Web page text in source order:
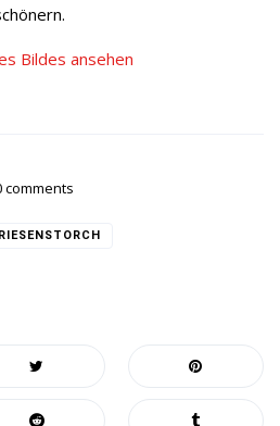
Bildes ansehen
comments
RIESENSTORCH